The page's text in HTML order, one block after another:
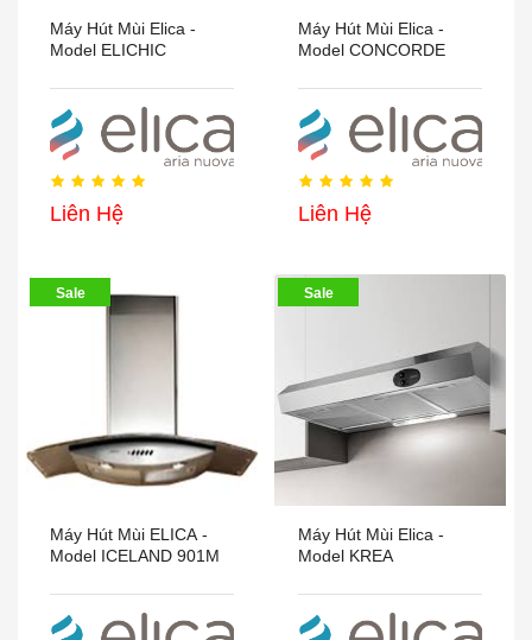
Máy Hút Mùi Elica -
Model ELICHIC
Liên Hệ
Máy Hút Mùi Elica -
Model CONCORDE
Liên Hệ
Sale
Máy Hút Mùi ELICA -
Model ICELAND 901M
Sale
Máy Hút Mùi Elica -
Model KREA